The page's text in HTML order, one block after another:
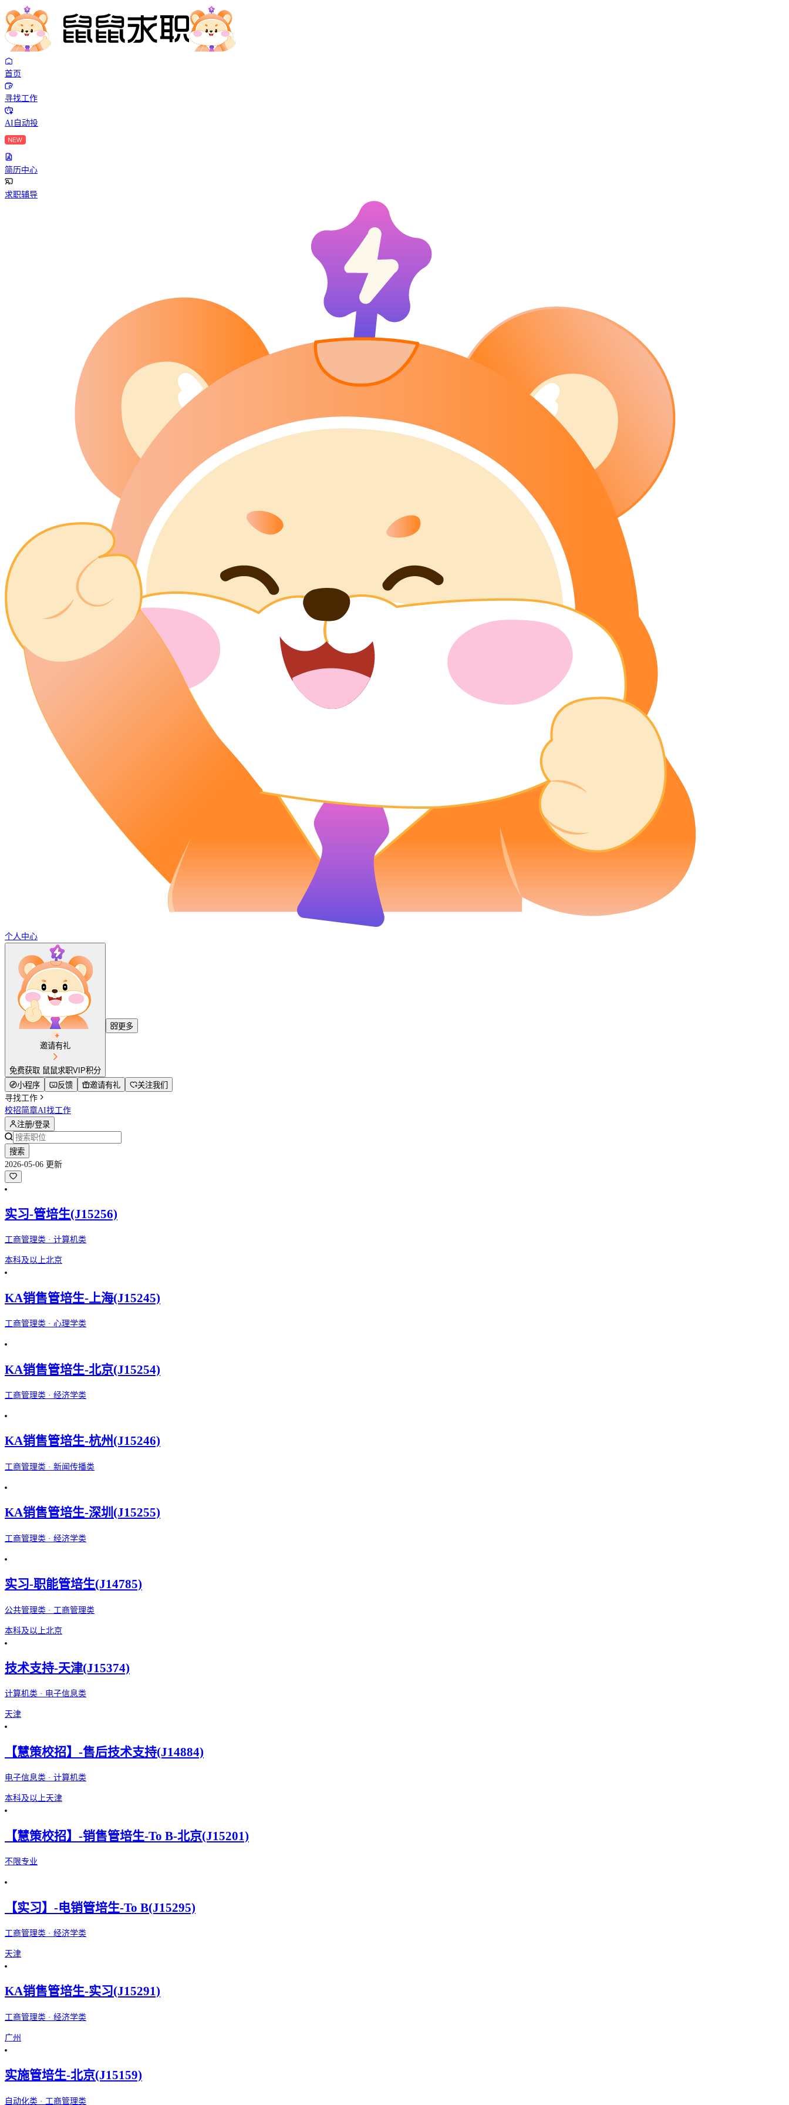
首页
寻找工作
AI自动投
简历中心
求职辅导
个人中心
邀请有礼
免费获取 鼠鼠求职VIP积分
更多
小程序 反馈 邀请有礼
关注我们
寻找工作
校招简章AI找工作
注册/登录
搜索
2026-05-06 更新
实习-管培生(J15256)
工商管理类 · 计算机类
本科及以上北京
KA销售管培生-上海(J15245)
工商管理类 · 心理学类
KA销售管培生-北京(J15254)
工商管理类 · 经济学类
KA销售管培生-杭州(J15246)
工商管理类 · 新闻传播类
KA销售管培生-深圳(J15255)
工商管理类 · 经济学类
实习-职能管培生(J14785)
公共管理类 · 工商管理类
本科及以上北京
技术支持-天津(J15374)
计算机类 · 电子信息类
天津
【慧策校招】-售后技术支持(J14884)
电子信息类 · 计算机类
本科及以上天津
【慧策校招】-销售管培生-To B-北京(J15201)
不限专业
【实习】-电销管培生-To B(J15295)
工商管理类 · 经济学类
天津
KA销售管培生-实习(J15291)
工商管理类 · 经济学类
广州
实施管培生-北京(J15159)
自动化类 · 工商管理类